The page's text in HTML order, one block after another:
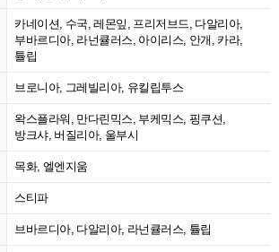
카네이션, 수국, 레몬잎, 프리저브드, 다알리아,
부바르디아, 라넌큘러스, 아이리스, 안개, 카라,
튤립
브로니아, 그레빌리아, 유킬립투스
왁스플라워, 만다린믹스, 부케믹스, 핑쿠션,
방크샤, 버질리아, 울부시
목화, 엘엔지움
스티파
브바르디아, 다알리아, 라넌큘러스, 튤립